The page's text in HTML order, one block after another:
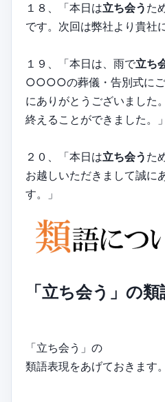
１８、「本日は立ち会う た
です。次回は弊社より貴社
１９、「本日は、雨で立ち
○○○○の葬儀・告別式にご
にありがとうございました
終えることができました。」
２０、「本日は立ち会う た
お越しいただきまして誠に
す。」
「立ち会う」の
「立ち会う」の
類語表現をあげておきます。